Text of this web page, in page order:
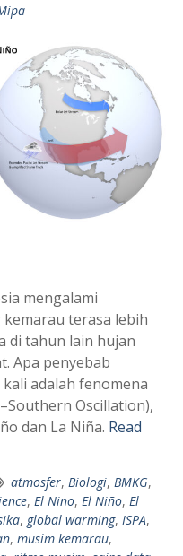
mengalami
terasa lebih
di tahun lain hujan
Apa penyebab
adalah fenomena
Oscillation),
dan La Niña. Read
atmosfer, Biologi, BMKG,
, El Nino, El Niño, El
, global warming, ISPA,
, musim kemarau,